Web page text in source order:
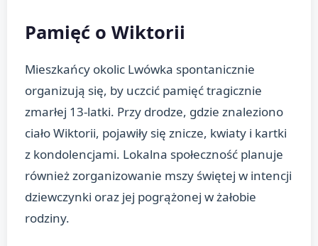
Pamięć o Wiktorii
Mieszkańcy okolic Lwówka spontanicznie
organizują się, by uczcić pamięć tragicznie
zmarłej 13-latki. Przy drodze, gdzie znaleziono
ciało Wiktorii, pojawiły się znicze, kwiaty i kartki
z kondolencjami. Lokalna społeczność planuje
również zorganizowanie mszy świętej w intencji
dziewczynki oraz jej pogrążonej w żałobie
rodziny.